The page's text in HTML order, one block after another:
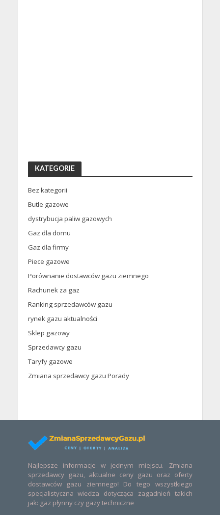
KATEGORIE
Bez kategorii
Butle gazowe
dystrybucja paliw gazowych
Gaz dla domu
Gaz dla firmy
Piece gazowe
Porównanie dostawców gazu ziemnego
Rachunek za gaz
Ranking sprzedawców gazu
rynek gazu aktualności
Sklep gazowy
Sprzedawcy gazu
Taryfy gazowe
Zmiana sprzedawcy gazu Porady
Najlepsze informacje w jednym miejscu. Zmiana
sprzedawcy gazu, aktualne ceny gazu oraz oferty
dostawców gazu ziemnego! Do tego wszystkiego
specjalistyczna wiedza dotycząca zagadnień takich
jak: gaz płynny czy gazy techniczne